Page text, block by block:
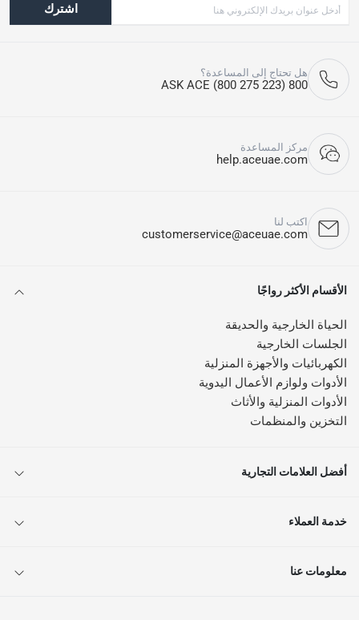
اشترك
هل تحتاج إلى المساعدة؟
800 ASK ACE (800 275 223)
مركز المساعدة
help.aceuae.com
اكتب لنا
customerservice@aceuae.com
الأقسام الأكثر رواجًا
الحياة الخارجية والحديقة
الجلسات الخارجية
الكهربائيات والأجهزة المنزلية
الأدوات ولوازم الأعمال اليدوية
الأدوات المنزلية والأثاث
التخزين والمنظمات
أفضل العلامات التجارية
خدمة العملاء
معلومات عنا